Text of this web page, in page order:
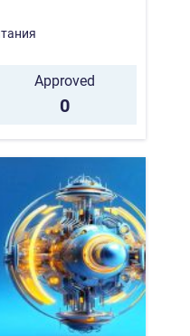
Approved
0